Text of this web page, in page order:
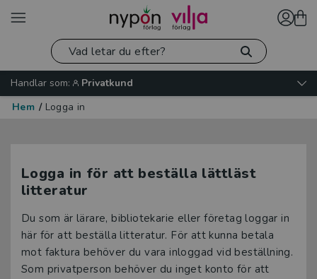
Handlar som:
Privatkund
Hem / Logga in
Logga in för att beställa lättläst
litteratur
Du som är lärare, bibliotekarie eller företag loggar in
här för att beställa litteratur. För att kunna betala
mot faktura behöver du vara inloggad vid beställning.
Som privatperson behöver du inget konto för att